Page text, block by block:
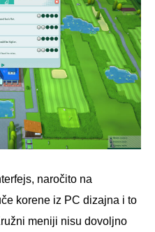
naročito na
korene iz PC dizajna i to
meniji nisu dovoljno